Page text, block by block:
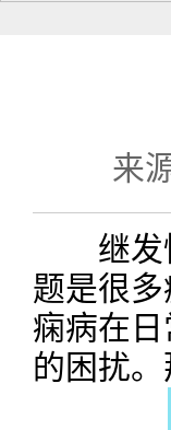
来
继发性
题是很
痫病在
的困扰